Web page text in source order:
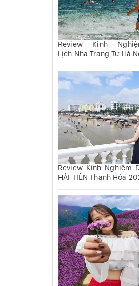
Review Kinh
Lịch Nha Trang Từ Hà
Review Kinh Nghiệm
HẢI TIẾN Thanh Hóa